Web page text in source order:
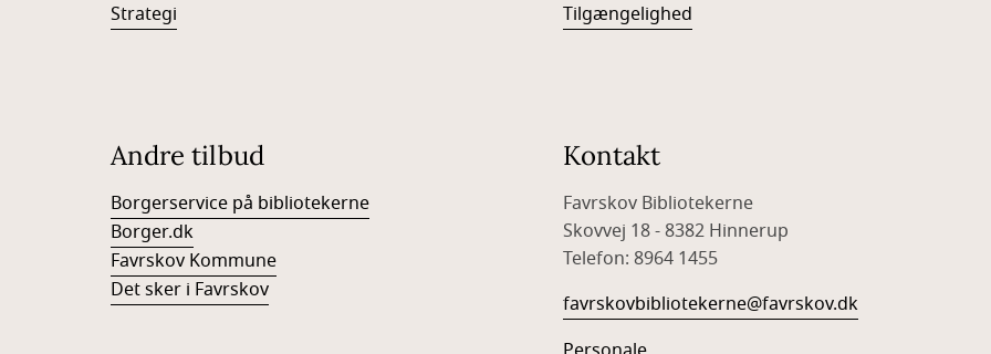
Strategi
Tilgængelighed
Andre tilbud
Borgerservice på bibliotekerne
Borger.dk
Favrskov Kommune
Det sker i Favrskov
Kontakt
Favrskov Bibliotekerne
Skovvej 18 - 8382 Hinnerup
Telefon: 8964 1455
favrskovbibliotekerne@favrskov.dk